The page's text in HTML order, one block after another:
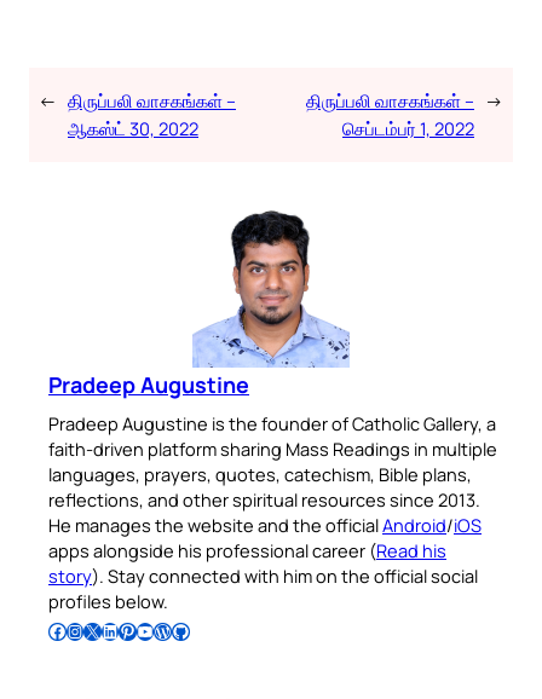
← திருப்பலி வாசகங்கள் –
ஆகஸ்ட் 30, 2022
திருப்பலி வாசகங்கள் –
செப்டம்பர் 1, 2022
→
Pradeep Augustine
Pradeep Augustine is the founder of Catholic Gallery, a
faith-driven platform sharing Mass Readings in multiple
languages, prayers, quotes, catechism, Bible plans,
reflections, and other spiritual resources since 2013.
He manages the website and the officialAndroid/iOS
apps alongside his professional career (Read his
story). Stay connected with him on the official social
profiles below.
Follow Pradeep on Facebook Follow Pradeep on InstagramFollow Pradeep on X Follow Pradeep on LinkedIn Follow Pradeep on Pinterest Subscribe to Pradeep’s Youtube Channel Follow Pradeep on WordPress Follow Pradeep on GitHub